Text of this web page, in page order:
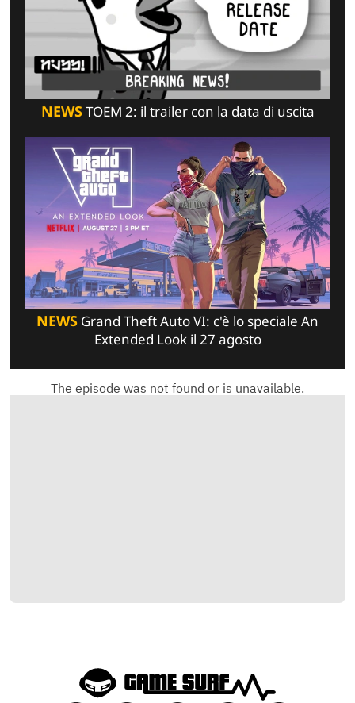
NEWSTOEM 2: il trailer con la data di uscita
NEWS Grand Theft Auto VI: c'è lo speciale An
Extended Look il 27 agosto